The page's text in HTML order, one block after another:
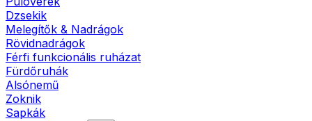
Dzsekik
Melegítők & Nadrágok
Rövidnadrágok
Férfi funkcionális ruházat
Fürdőruhák
Alsónemű
Zoknik
Sapkák